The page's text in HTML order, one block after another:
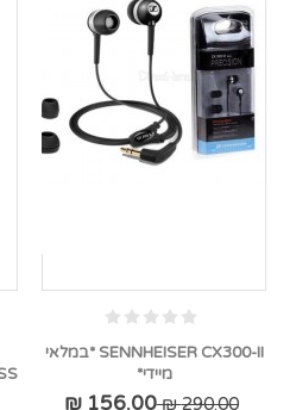
SENNHEISER CX300-II *במלאי
מיידי*
290.00 ₪
156.00 ₪